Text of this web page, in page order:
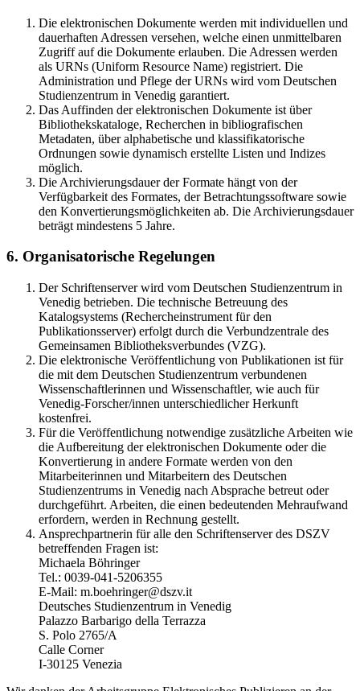
Die elektronischen Dokumente werden mit individuellen und
dauerhaften Adressen versehen, welche einen unmittelbaren
Zugriff auf die Dokumente erlauben. Die Adressen werden
als URNs (Uniform Resource Name) registriert. Die
Administration und Pflege der URNs wird vom Deutschen
Studienzentrum in Venedig garantiert.
Das Auffinden der elektronischen Dokumente ist über
Bibliothekskataloge, Recherchen in bibliografischen
Metadaten, über alphabetische und klassifikatorische
Ordnungen sowie dynamisch erstellte Listen und Indizes
möglich.
Die Archivierungsdauer der Formate hängt von der
Verfügbarkeit des Formates, der Betrachtungssoftware sowie
den Konvertierungsmöglichkeiten ab. Die Archivierungsdauer
beträgt mindestens 5 Jahre.
6. Organisatorische Regelungen
Der Schriftenserver wird vom Deutschen Studienzentrum in
Venedig betrieben. Die technische Betreuung des
Katalogsystems (Rechercheinstrument für den
Publikationsserver) erfolgt durch die Verbundzentrale des
Gemeinsamen Bibliotheksverbundes (VZG).
Die elektronische Veröffentlichung von Publikationen ist für
die mit dem Deutschen Studienzentrum verbundenen
Wissenschaftlerinnen und Wissenschaftler, wie auch für
Venedig-Forscher/innen unterschiedlicher Herkunft
kostenfrei.
Für die Veröffentlichung notwendige zusätzliche Arbeiten wie
die Aufbereitung der elektronischen Dokumente oder die
Konvertierung in andere Formate werden von den
Mitarbeiterinnen und Mitarbeitern des Deutschen
Studienzentrums in Venedig nach Absprache betreut oder
durchgeführt. Arbeiten, die einen bedeutenden Mehraufwand
erfordern, werden in Rechnung gestellt.
Ansprechpartnerin für alle den Schriftenserver des DSZV
betreffenden Fragen ist:
Michaela Böhringer
Tel.: 0039-041-5206355
E-Mail: m.boehringer@dszv.it
Deutsches Studienzentrum in Venedig
Palazzo Barbarigo della Terrazza
S. Polo 2765/A
Calle Corner
I-30125 Venezia